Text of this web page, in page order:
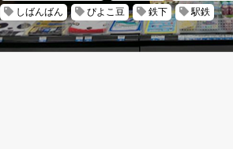
しばんばん
ぴよこ豆 鉄下 駅鉄